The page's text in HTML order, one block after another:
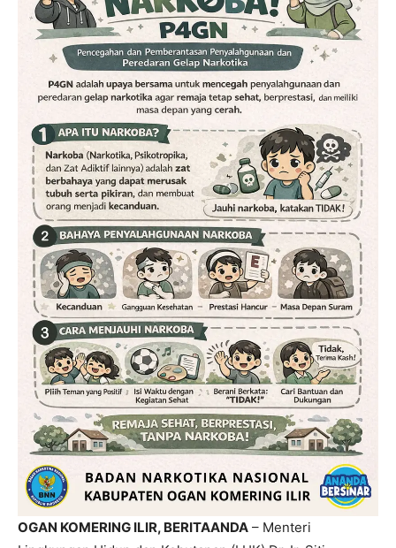
OGAN KOMERING ILIR, BERITAANDA – Menteri